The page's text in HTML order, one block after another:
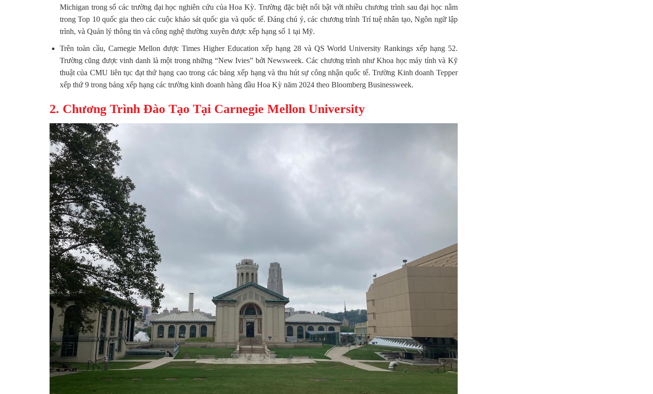
Michigan trong số các trường đại học nghiên cứu của Hoa Kỳ. Trường đặc biệt nổi bật với nhiều chương trình sau đại học nằm
trong Top 10 quốc gia theo các cuộc khảo sát quốc gia và quốc tế. Đáng chú ý, các chương trình Trí tuệ nhân tạo, Ngôn ngữ lập
trình, và Quản lý thông tin và công nghệ thường xuyên được xếp hạng số 1 tại Mỹ.
Trên toàn cầu, Carnegie Mellon được Times Higher Education xếp hạng 28 và QS World University Rankings xếp hạng 52.
Trường cũng được vinh danh là một trong những “New Ivies” bởi Newsweek. Các chương trình như Khoa học máy tính và Kỹ
thuật của CMU liên tục đạt thứ hạng cao trong các bảng xếp hạng và thu hút sự công nhận quốc tế. Trường Kinh doanh Tepper
xếp thứ 9 trong bảng xếp hạng các trường kinh doanh hàng đầu Hoa Kỳ năm 2024 theo Bloomberg Businessweek.
2. Chương Trình Đào Tạo Tại Carnegie Mellon University